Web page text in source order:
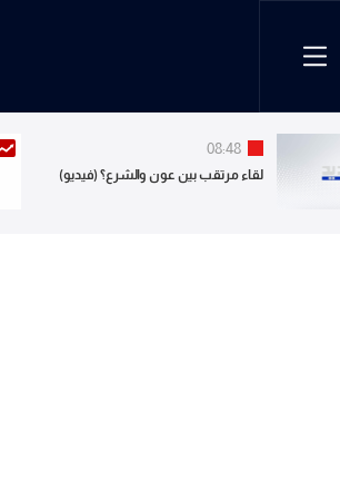
08:48
لقاء مرتقب بين عون والشرع؟ (فيديو)